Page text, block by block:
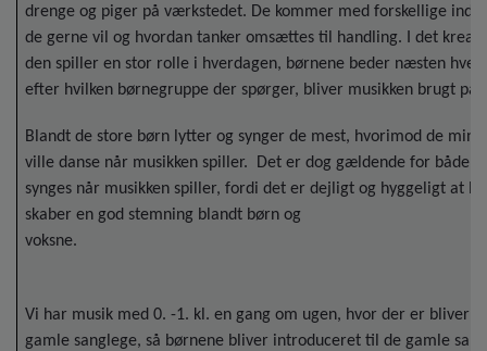
drenge og piger på værkstedet. De kommer med forskellige
de gerne vil og hvordan tanker omsættes til handling. I det
den spiller en stor rolle i hverdagen, børnene beder næsten
efter hvilken børnegruppe der spørger, bliver musikken brugt på
Blandt de store børn lytter og synger de mest, hvorimod de
ville danse når musikken spiller. Det er dog gældende for både
synges når musikken spiller, fordi det er dejligt og hyggeligt at
skaber en god stemning blandt børn og
Vi har musik med 0. -1. kl. en gang om ugen, hvor der er bliver
gamle sanglege, så børnene bliver introduceret til de gamle